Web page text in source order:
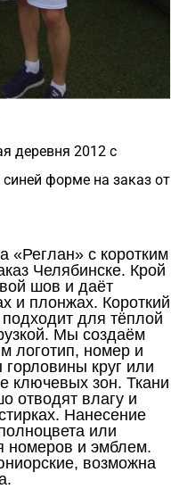
«Реглан» с коротким
Челябинске. Крой
шов и даёт
и плонжах. Короткий
для тёплой
Мы создаём
логотип, номер и
круг или
ключевых зон. Ткани
отводят влагу и
Нанесение
или
номеров и эмблем.
возможна